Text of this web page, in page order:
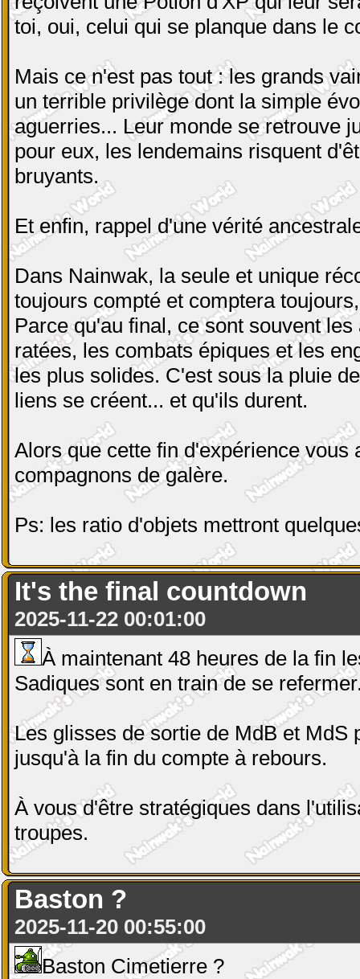
toi, oui, celui qui se planque dans le
Mais ce n'est pas tout : les grands
un terrible privilège dont la simple
aguerries... Leur monde se retrouve
pour eux, les lendemains risquent
bruyants.
Et enfin, rappel d'une vérité
Dans Nainwak, la seule et unique
toujours compté et comptera
Parce qu'au final, ce sont souvent
ratées, les combats épiques et les
les plus solides. C'est sous la pluie
liens se créent... et qu'ils durent.
Alors que cette fin d'expérience vous
compagnons de galère.
Ps: les ratio d'objets mettront
It's the final countdown
2025-11-22 00:01:00
À maintenant 48 heures de la fin
Sadiques sont en train de se
Les glisses de sortie de MdB et MdS
jusqu'à la fin du compte à rebours.
À vous d'être stratégiques dans
troupes.
Baston ?
2025-11-20 00:55:00
Baston Cimetierre ?